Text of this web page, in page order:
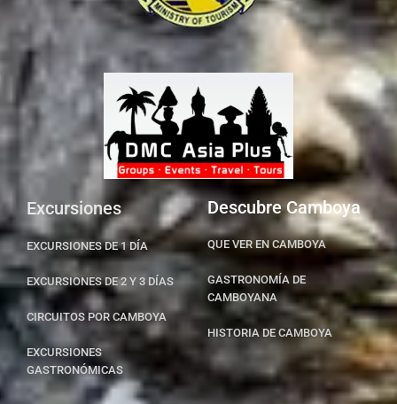
Excursiones
EXCURSIONES DE 1 DÍA
EXCURSIONES DE 2 Y 3 DÍAS
CIRCUITOS POR CAMBOYA
EXCURSIONES
GASTRONÓMICAS
Descubre Camboya
QUE VER EN CAMBOYA
GASTRONOMÍA DE
CAMBOYANA
HISTORIA DE CAMBOYA